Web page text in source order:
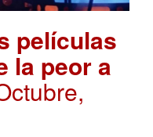
películas
la peor a